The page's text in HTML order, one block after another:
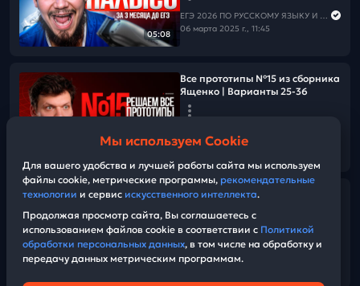
05:08
ЕГЭ 2026 ПО РУССКОМУ ЯЗЫКУ И МАТЕМАТИКЕ
06 марта 2025 г., 11:45
Все прототипы №15 из сборника
Ященко | Варианты 25-36
02 марта 2025 г., 09:00
04:03
Не сдавайся. Иди до конца!
01 марта 2025 г., 14:00
Мы используем Cookie
Для вашего удобства и лучшей работы сайта мы используем
файлы cookie, метрические программы, рекомендательные
технологии и сервис искусственного интеллекта.
Продолжая просмотр сайта, Вы соглашаетесь с
использованием файлов cookie в соответствии с Политикой
обработки персональных данных, в том числе на обработку и
передачу данных метрическим программам.